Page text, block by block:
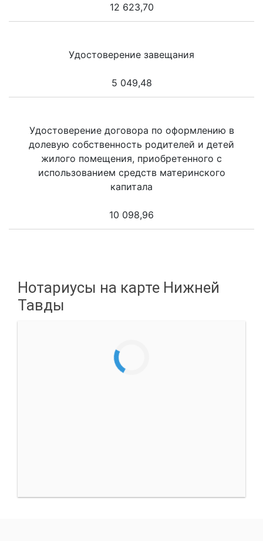
12 623,70
Удостоверение завещания
5 049,48
Удостоверение договора по оформлению в
долевую собственность родителей и детей
жилого помещения, приобретенного с
использованием средств материнского
капитала
10 098,96
Нотариусы на карте Нижней
Тавды